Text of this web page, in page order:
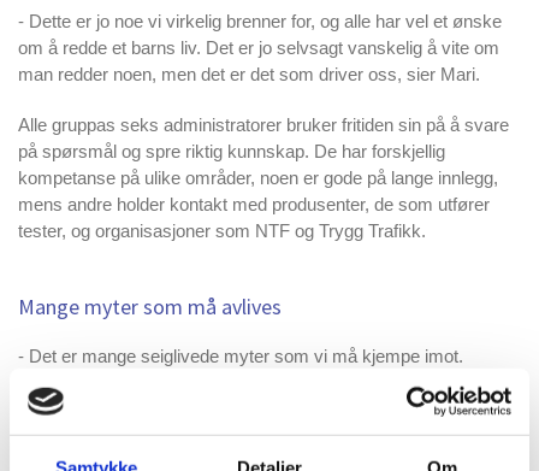
- Dette er jo noe vi virkelig brenner for, og alle har vel et ønske
om å redde et barns liv. Det er jo selvsagt vanskelig å vite om
man redder noen, men det er det som driver oss, sier Mari.
Alle gruppas seks administratorer bruker fritiden sin på å svare
på spørsmål og spre riktig kunnskap. De har forskjellig
kompetanse på ulike områder, noen er gode på lange innlegg,
mens andre holder kontakt med produsenter, de som utfører
tester, og organisasjoner som NTF og Trygg Trafikk.
Mange myter som må avlives
- Det er mange seiglivede myter som vi må kjempe imot.
Mange tror at det bare er babyer og veldig små barn som har en
sikkerhetsmessig fordel av å sitte bakovervendt, at mange er
redd det er farlig om barna sitter med bøyde ben og at man blir
lettere bilsyk bakovervendt. Det finnes ingen forskning som